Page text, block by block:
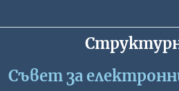
Съвет за